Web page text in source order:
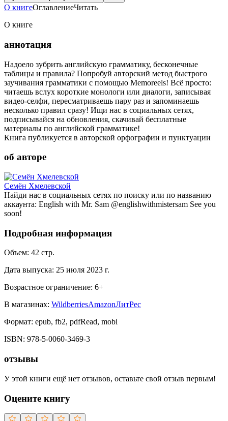
О книгеОглавлениеЧитать
О книге
аннотация
Надоело зубрить английскую грамматику, бесконечные
таблицы и правила? Попробуй авторский метод быстрого
заучивания грамматики с помощью Memoreels! Всё просто:
читаешь вслух короткие монологи или диалоги, записывая
видео-селфи, пересматриваешь пару раз и запоминаешь
несколько правил сразу! Ищи нас в социальных сетях,
подписывайся на обновления, скачивай бесплатные
материалы по английской грамматике!
Книга публикуется в авторской орфографии и пунктуации
об авторе
Семён Хмелевской
Найди нас в социальных сетях по поиску или по названию
аккаунта: English with Mr. Sam @englishwithmistersam See you
soon!
Подробная информация
Объем: 42 стр.
Дата выпуска: 25 июля 2023 г.
Возрастное ограничение: 6+
В магазинах: WildberriesAmazonЛитРес
Формат: epub, fb2, pdfRead, mobi
ISBN: 978-5-0060-3469-3
отзывы
У этой книги ещё нет отзывов, оставьте свой отзыв первым!
Оцените книгу